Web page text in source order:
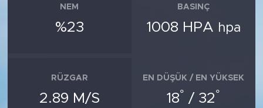
NEM
%23
BASINÇ
1008 HPA hpa
RÜZGAR
2.89 M/S
EN DÜŞÜK / EN YÜKSEK
18° / 32°
TARİH
SİYASET